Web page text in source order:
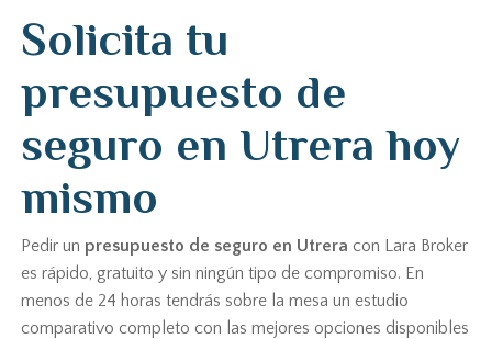
Solicita tu
presupuesto de
seguro en Utrera hoy
mismo
Pedir un presupuesto de seguro en Utrera con Lara Broker
es rápido, gratuito y sin ningún tipo de compromiso. En
menos de 24 horas tendrás sobre la mesa un estudio
comparativo completo con las mejores opciones disponibles